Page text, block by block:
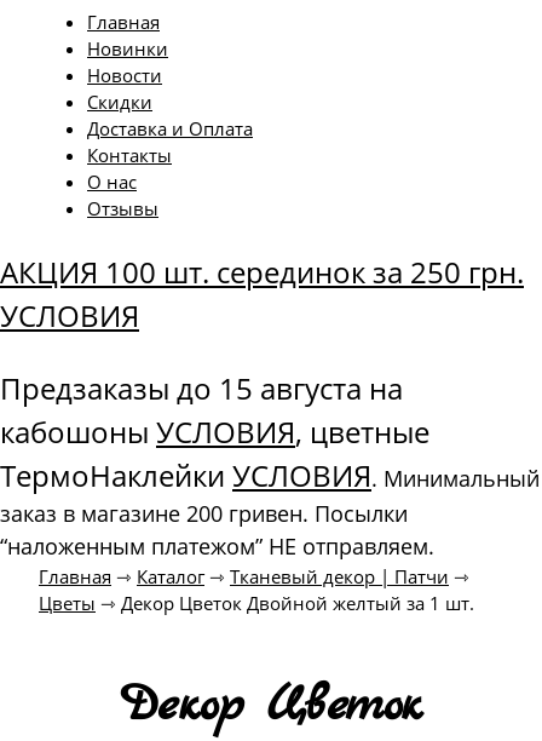
Главная
Новинки
Новости
Скидки
Доставка и Оплата
Контакты
О нас
Отзывы
АКЦИЯ 100 шт. серединок за 250 грн.
УСЛОВИЯ
Предзаказы до 15 августа на
кабошоны УСЛОВИЯ, цветные
ТермоНаклейки УСЛОВИЯ. Минимальный
заказ в магазине 200 гривен. Посылки
“наложенным платежом” НЕ отправляем.
Главная ⇾ Каталог⇾ Тканевый декор | Патчи ⇾
Цветы ⇾ Декор Цветок Двойной желтый за 1 шт.
Декор Цветок